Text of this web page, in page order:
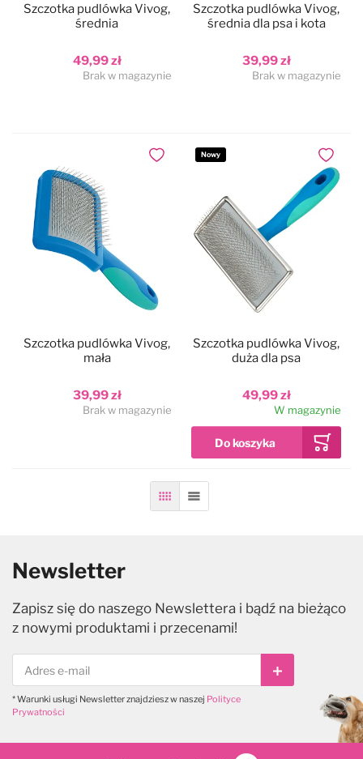
49,99 zł
Szczotka pudlówka Vivog,
średnia
Brak w magazynie
39,99 zł
Szczotka pudlówka Vivog,
średnia dla psa i kota
Brak w magazynie
39,99 zł
Szczotka pudlówka Vivog,
mała
Brak w magazynie
Dodaj do ulubionych
Nowy
49,99 zł
Szczotka pudlówka Vivog,
duża dla psa
W magazynie
Dodaj
SiatkaLista
Newsletter
Zapisz się do naszego Newslettera i bądź na bieżąco
z nowymi produktami i przecenami!
Subskrybuj
* Warunki usługi Newsletter znajdziesz w naszej Polityce
Prywatności